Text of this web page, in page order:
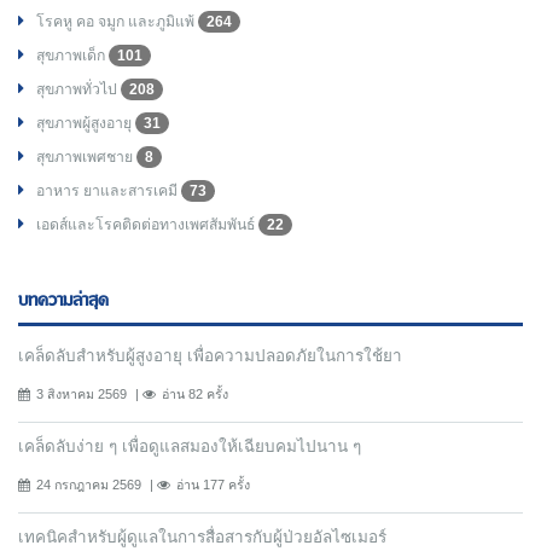
โรคหู คอ จมูก และภูมิแพ้
264
สุขภาพเด็ก
101
สุขภาพทั่วไป
208
สุขภาพผู้สูงอายุ
31
สุขภาพเพศชาย
8
อาหาร ยาและสารเคมี
73
เอดส์และโรคติดต่อทางเพศสัมพันธ์
22
บทความล่าสุด
เคล็ดลับสำหรับผู้สูงอายุ เพื่อความปลอดภัยในการใช้ยา
3 สิงหาคม 2569 อ่าน 82 ครั้ง
เคล็ดลับง่าย ๆ เพื่อดูแลสมองให้เฉียบคมไปนาน ๆ
24 กรกฎาคม 2569 อ่าน 177 ครั้ง
เทคนิคสำหรับผู้ดูแลในการสื่อสารกับผู้ป่วยอัลไซเมอร์